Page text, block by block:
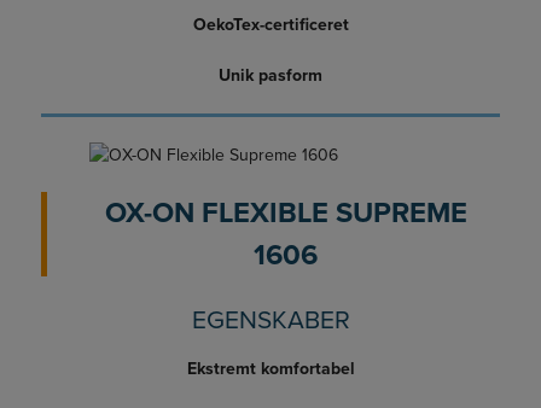
OekoTex-certificeret
Unik pasform
OX-ON FLEXIBLE SUPREME
1606
EGENSKABER
Ekstremt komfortabel